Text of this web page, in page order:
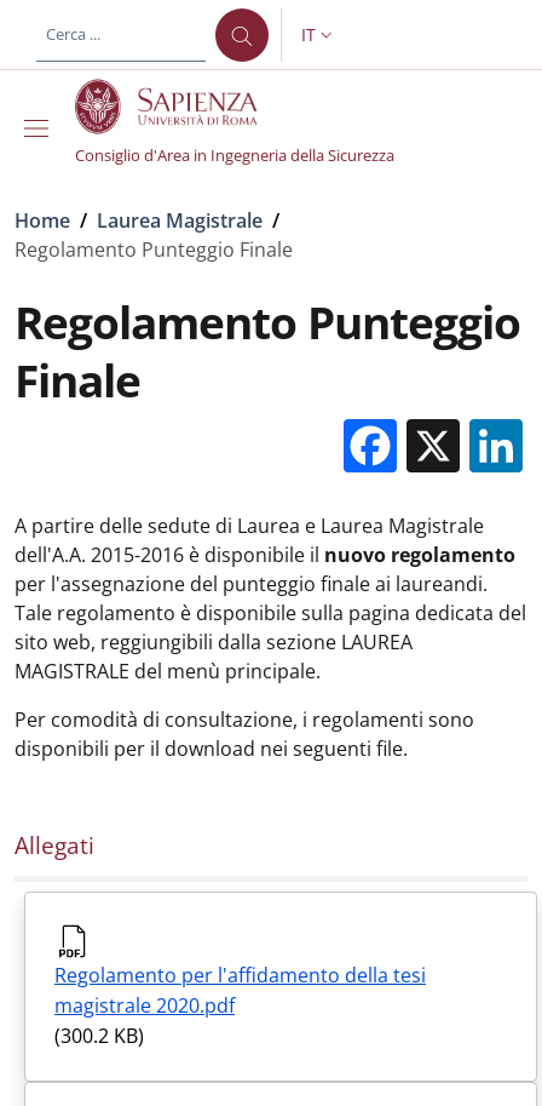
al contenuto principale
SELETTORE LINGUA:
IT
Consiglio d'Area in Ingegneria della Sicurezza
Briciole di pane
Home / Laurea Magistrale /
Regolamento Punteggio Finale
Regolamento Punteggio
Finale
X
A partire delle sedute di Laurea e Laurea Magistrale
dell'A.A. 2015-2016 è disponibile il nuovo regolamento
per l'assegnazione del punteggio finale ai laureandi.
Tale regolamento è disponibile sulla pagina dedicata del
sito web, reggiungibili dalla sezione LAUREA
MAGISTRALE del menù principale.
Per comodità di consultazione, i regolamenti sono
disponibili per il download nei seguenti file.
Allegati
Regolamento per l'affidamento della tesi
magistrale 2020.pdf
(300.2 KB)